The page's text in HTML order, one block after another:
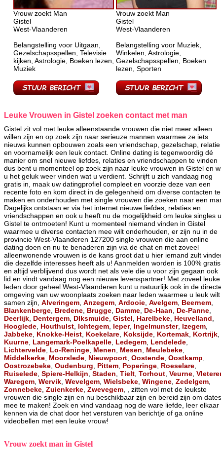
Vrouw zoekt Man
Gistel
West-Vlaanderen
Belangstelling voor Uitgaan,
Gezelschapsspellen, Televisie
kijken, Astrologie, Boeken lezen,
Muziek
Vrouw zoekt Man
Gistel
West-Vlaanderen
Belangstelling voor Muziek,
Winkelen, Astrologie,
Gezelschapsspellen, Boeken
lezen, Sporten
Leuke Vrouwen in Gistel zoeken contact met man
Gistel zit vol met leuke alleenstaande vrouwen die niet meer alleen
willen zijn en op zoek zijn naar serieuze mannen waarmee ze iets
nieuws kunnen opbouwen zoals een vriendschap, gezelschap, relatie
en voornamelijk een leuk contact. Online dating is tegenwoordig dé
manier om snel nieuwe liefdes, relaties en vriendschappen te vinden
dus bent u momenteel op zoek zijn naar leuke vrouwen in Gistel en
u het geluk weer vinden wat u verdient. Schrijft u zich vandaag nog
gratis in, maak uw datingprofiel compleet en voorzie deze van een
recente foto en kom direct in de gelegenheid om diverse contacten te
maken en onderhouden met single vrouwen die zoeken naar een
Dagelijks ontstaan er via het internet nieuwe liefdes, relaties en
vriendschappen en ook u heeft nu de mogelijkheid om leuke singles
Gistel te ontmoeten! Kunt u momenteel niemand vinden in Gistel
waarmee u diverse contacten mee wilt onderhouden, er zijn nu in de
provincie West-Vlaanderen 127200 single vrouwen die aan online
dating doen en nu te benaderen zijn via de chat en met zoveel
alleenwonende vrouwen is de kans groot dat u hier iemand zult
die dezelfde interesses heeft als u! Aanmelden worden is 100% gratis
en altijd verblijvend dus wordt net als vele die u voor zijn gegaan ook
lid en vindt vandaag nog een nieuwe levenspartner! Met zoveel leuke
leden door geheel West-Vlaanderen kunt u natuurlijk ook in de
omgeving van uw woonplaats zoeken naar leden waarmee u leuk wilt
samen zijn, Alveringem, Anzegem, Ardooie, Avelgem, Beernem,
Blankenberge, Bredene, Brugge, Damme, De-Haan, De-Panne,
Deerlijk, Dentergem, DIksmuide, Gistel, Harelbeke, Heuvelland,
Hooglede, Houthulst, Ichtegem, Ieper, Ingelmunster, Izegem,
Jabbeke, Knokke-Heist, Koekelare, Koksijde, Kortemak, Kortrijk,
Kuurne, Langemark-Poelkapelle, Ledegem, Lendelede,
Lichtervelde, Lo-Reninge, Menen, Mesen, Meulebeke,
Middelkerke, Moorslede, Nieuwpoort, Oostende, Oostkamp,
Oostrozebeke, Oudenburg, Pittem, Poperinge, Roeselare,
Ruiselede, Spiere-Helkijn, Staden, Tielt, Torhout, Veurne,
Waregem, Wervik, Wevelgem, Wielsbeke, Wingene, Zedelgem,
Zonnebeke, Zuienkerke, Zwevegem, , zitten vol met de leukste
vrouwen die single zijn en nu beschikbaar zijn en bereid zijn om dates
mee te maken! Zoek en vind vandaag nog de ware liefde, leer elkaar
kennen via de chat door het versturen van berichtje of ga online
videobellen met een leuke vrouw!
Vrouw zoekt man in Gistel